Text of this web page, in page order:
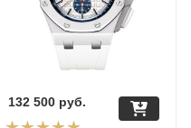
132 500руб.